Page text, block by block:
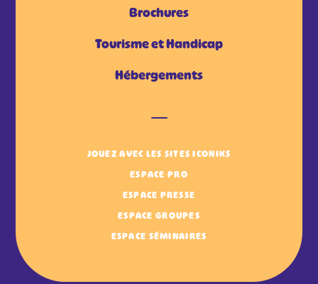
Brochures
Tourisme et Handicap
Hébergements
JOUEZ AVEC LES SITES ICONIKS
ESPACE PRO
ESPACE PRESSE
ESPACE GROUPES
ESPACE SÉMINAIRES